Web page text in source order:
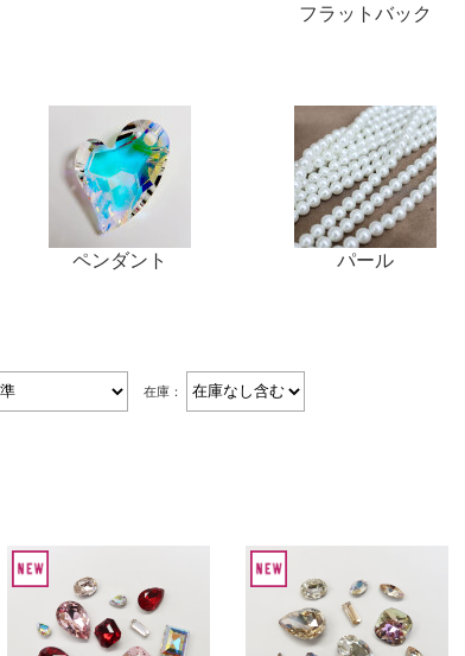
フラットバック
ペンダント パール
在庫：